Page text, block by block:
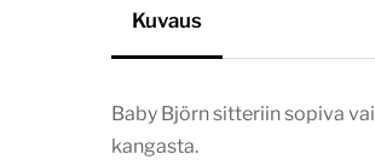
Kuvaus
Baby Björn sitteriin sopiva
kangasta.